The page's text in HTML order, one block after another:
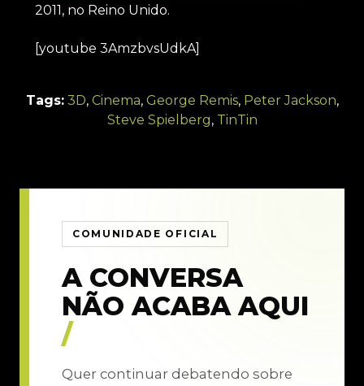
2011, no Reino Unido.
[youtube 3AmzbvsUdkA]
Tags: 3D, Cinema, George Remis, Peter Jackson,
Steve Spielberg, TinTin
COMUNIDADE OFICIAL
A CONVERSA
NÃO ACABA AQUI
/
Quer continuar debatendo sobre